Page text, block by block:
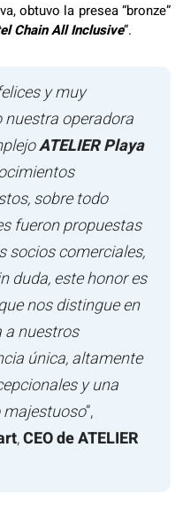
obtuvo la presea “bronze”
Chain All Inclusive”.
y muy
operadora
ATELIER Playa
sobre todo
fueron propuestas
socios comerciales,
duda, este honor es
nos distingue en
a nuestros
única, altamente
y una
majestuoso”,
,CEO de ATELIER